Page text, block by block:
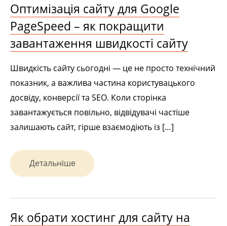
Оптимізація сайту для Google
PageSpeed – як покращити
завантаження швидкості сайту
Швидкість сайту сьогодні — це не просто технічний
показник, а важлива частина користувацького
досвіду, конверсії та SEO. Коли сторінка
завантажується повільно, відвідувачі частіше
залишають сайт, гірше взаємодіють із […]
Детальніше
Як обрати хостинг для сайту на